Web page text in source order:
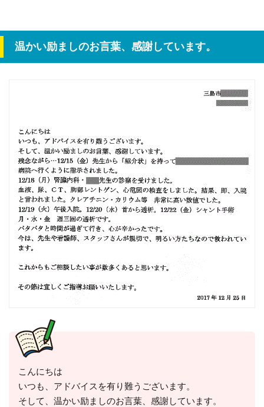
温かい励ましのお言葉、感謝しています。
こんにちは
いつも、アドバイスを有り難うございます。
そして、温かい励ましのお言葉、感謝しています。